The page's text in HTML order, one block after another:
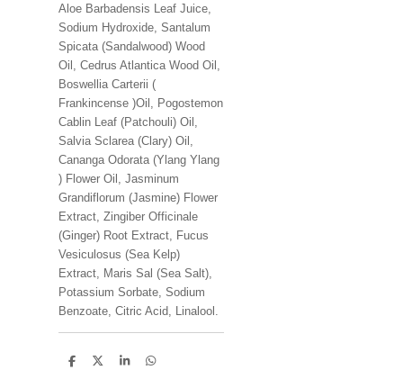
Aloe Barbadensis Leaf Juice,
Sodium Hydroxide, Santalum
Spicata (Sandalwood) Wood
Oil, Cedrus Atlantica Wood Oil,
Boswellia Carterii (
Frankincense )Oil, Pogostemon
Cablin Leaf (Patchouli) Oil,
Salvia Sclarea (Clary) Oil,
Cananga Odorata (Ylang Ylang
) Flower Oil, Jasminum
Grandiflorum (Jasmine) Flower
Extract, Zingiber Officinale
(Ginger) Root Extract, Fucus
Vesiculosus (Sea Kelp)
Extract, Maris Sal (Sea Salt),
Potassium Sorbate, Sodium
Benzoate, Citric Acid, Linalool.
D
D
S
D